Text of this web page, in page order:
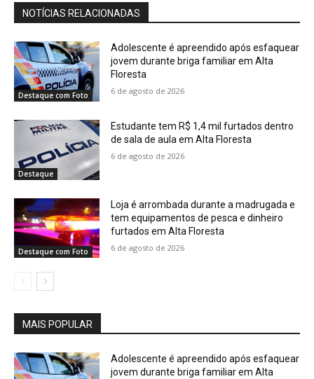
NOTÍCIAS RELACIONADAS
Destaque com Foto
Adolescente é apreendido após esfaquear
jovem durante briga familiar em Alta
Floresta
6 de agosto de 2026
Destaque
Estudante tem R$ 1,4 mil furtados dentro
de sala de aula em Alta Floresta
6 de agosto de 2026
Destaque com Foto
Loja é arrombada durante a madrugada e
tem equipamentos de pesca e dinheiro
furtados em Alta Floresta
6 de agosto de 2026
MAIS POPULAR
Adolescente é apreendido após esfaquear
jovem durante briga familiar em Alta